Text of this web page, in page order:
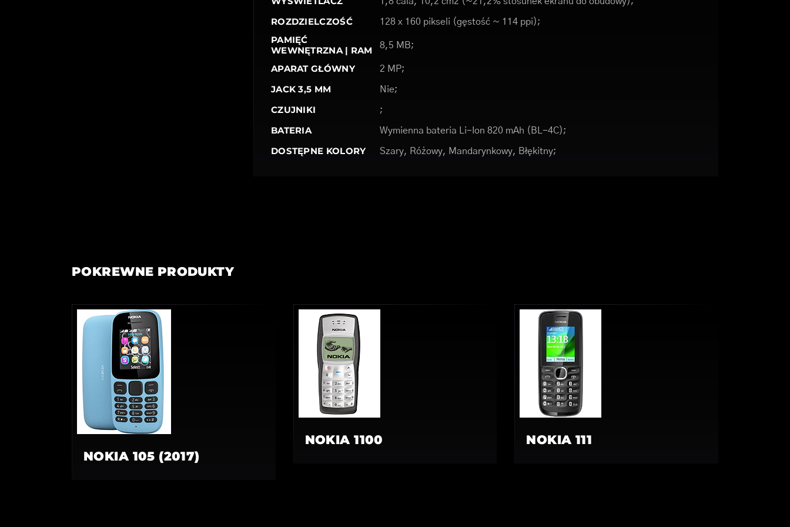
ROZDZIELCZOŚĆ 128 x 160 pikseli (gęstość ~ 114 ppi);
PAMIĘĆ
WEWNĘTRZNA | RAM
8,5 MB;
APARAT GŁÓWNY 2 MP;
JACK 3,5 MM Nie;
CZUJNIKI ;
BATERIA Wymienna bateria Li-Ion 820 mAh (BL-4C);
DOSTĘPNE KOLORY Szary, Różowy, Mandarynkowy, Błękitny;
POKREWNE PRODUKTY
NOKIA 105 (2017)
NOKIA 1100 NOKIA 111